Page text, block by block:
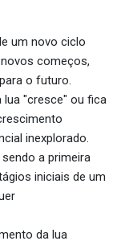
um novo ciclo
começos,
o futuro.
lua "cresce" ou fica
inexplorado.
a primeira
iniciais de um
da lua